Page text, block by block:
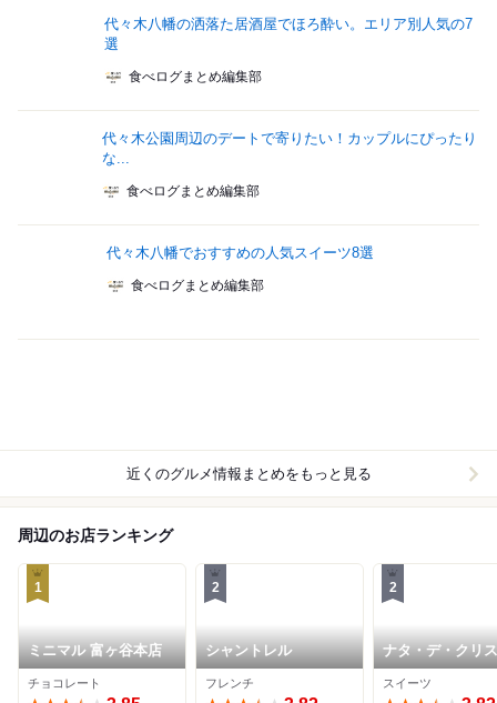
代々木八幡の洒落た居酒屋でほろ酔い。エリア別人気の7
選
食べログまとめ編集部
代々木公園周辺のデートで寄りたい！カップルにぴったり
な...
食べログまとめ編集部
代々木八幡でおすすめの人気スイーツ8選
食べログまとめ編集部
近くのグルメ情報まとめをもっと見る
周辺のお店ランキング
1
ミニマル 富ヶ谷本店
チョコレート
2
シャントレル
フレンチ
2
ナタ・デ・クリ
ノ
スイーツ